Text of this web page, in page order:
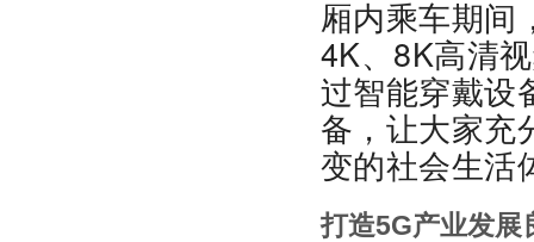
厢内乘车期间
4K、8K高清
过智能穿戴设
备，让大家充
变的社会生活
打造5G产业发展